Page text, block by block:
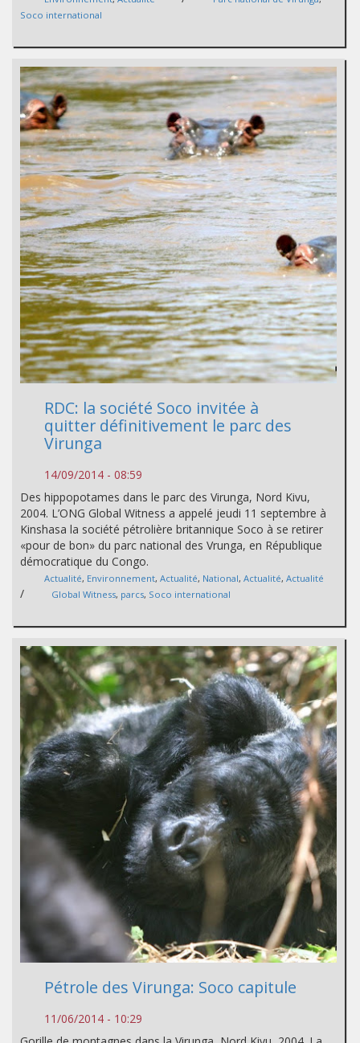
Soco international
RDC: la société Soco invitée à
quitter définitivement le parc des
Virunga
14/09/2014 - 08:59
Des hippopotames dans le parc des Virunga, Nord Kivu,
2004. L’ONG Global Witness a appelé jeudi 11 septembre à
Kinshasa la société pétrolière britannique Soco à se retirer
«pour de bon» du parc national des Vrunga, en République
démocratique du Congo.
Actualité, Environnement, Actualité, National, Actualité, Actualité
/ Global Witness, parcs, Soco international
Pétrole des Virunga: Soco capitule
11/06/2014 - 10:29